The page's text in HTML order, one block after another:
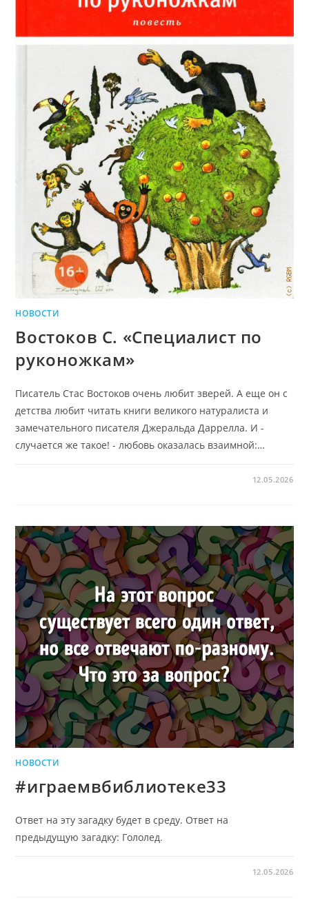
НОВОСТИ
Востоков С. «Специалист по
руконожкам»
Писатель Стас Востоков очень любит зверей. А еще он с
детства любит читать книги великого натуралиста и
замечательного писателя Джеральда Даррелла. И -
случается же такое! - любовь оказалась взаимной:…
12.05.2026
НОВОСТИ
#играемвбиблиотеке33
Ответ на эту загадку будет в среду. Ответ на
предыдущую загадку: Гололед.
12.05.2026